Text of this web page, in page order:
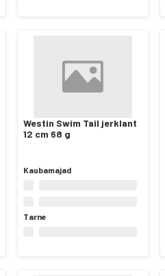
Westin Swim Tail jerklant
12 cm 68 g
Kaubamajad
Tarne